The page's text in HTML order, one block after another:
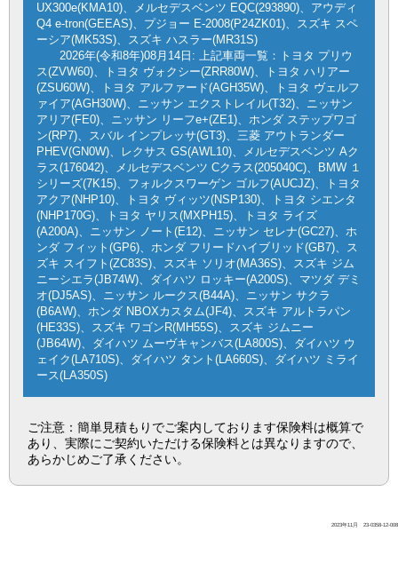
UX300e(KMA10)、メルセデスベンツ EQC(293890)、アウディ
Q4 e-tron(GEEAS)、プジョー E-2008(P24ZK01)、スズキ スペ
ーシア(MK53S)、スズキ ハスラー(MR31S)
2026年(令和8年)08月14日: 上記車両一覧：トヨタ プリウ
ス(ZVW60)、トヨタ ヴォクシー(ZRR80W)、トヨタ ハリアー
(ZSU60W)、トヨタ アルファード(AGH35W)、トヨタ ヴェルフ
ァイア(AGH30W)、ニッサン エクストレイル(T32)、ニッサン
アリア(FE0)、ニッサン リーフe+(ZE1)、ホンダ ステップワゴ
ン(RP7)、スバル インプレッサ(GT3)、三菱 アウトランダー
PHEV(GN0W)、レクサス GS(AWL10)、メルセデスベンツ Aク
ラス(176042)、メルセデスベンツ Cクラス(205040C)、BMW １
シリーズ(7K15)、フォルクスワーゲン ゴルフ(AUCJZ)、トヨタ
アクア(NHP10)、トヨタ ヴィッツ(NSP130)、トヨタ シエンタ
(NHP170G)、トヨタ ヤリス(MXPH15)、トヨタ ライズ
(A200A)、ニッサン ノート(E12)、ニッサン セレナ(GC27)、ホ
ンダ フィット(GP6)、ホンダ フリードハイブリッド(GB7)、ス
ズキ スイフト(ZC83S)、スズキ ソリオ(MA36S)、スズキ ジム
ニーシエラ(JB74W)、ダイハツ ロッキー(A200S)、マツダ デミ
オ(DJ5AS)、ニッサン ルークス(B44A)、ニッサン サクラ
(B6AW)、ホンダ NBOXカスタム(JF4)、スズキ アルトラパン
(HE33S)、スズキ ワゴンR(MH55S)、スズキ ジムニー
(JB64W)、ダイハツ ムーヴキャンバス(LA800S)、ダイハツ ウ
ェイク(LA710S)、ダイハツ タント(LA660S)、ダイハツ ミライ
ース(LA350S)
ご注意：簡単見積もりでご案内しております保険料は概算で
あり、実際にご契約いただける保険料とは異なりますので、
あらかじめご了承ください。
2023年11月 23-0358-12-008